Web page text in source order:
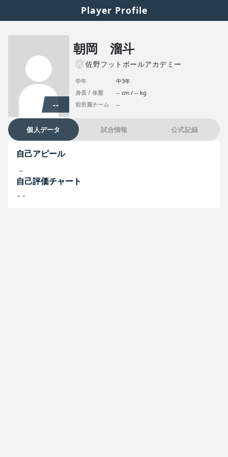
Player Profile
--
朝岡 溜斗
佐野フットボールアカデミー
学年
中3年
身長 / 体重
-- cm / -- kg
前所属チーム
--
個人データ 試合情報 公式記録
自己アピール
--
自己評価チャート
--